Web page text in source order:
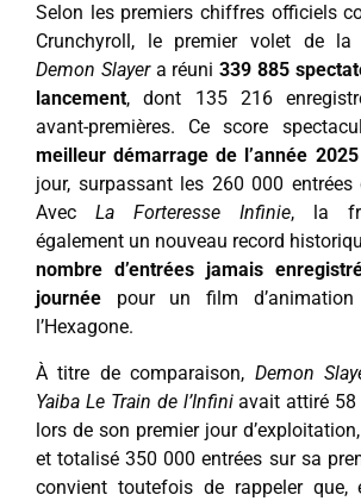
Selon les premiers chiffres officiels
Crunchyroll, le premier volet de
Demon Slayera réuni339 885
lancement, dont 135 216
avant-premières. Ce score
meilleur démarrage de l’année
jour, surpassant les 260 000 entrées
Avec La Forteresse Infinie, la
également un nouveau record
nombre d’entrées jamais
journée pour un film
l’Hexagone.
À titre de comparaison, Demon
Yaiba Le Train de l’Infiniavait attiré 58
lors de son premier jour
et totalisé 350 000 entrées sur sa
convient toutefois de rappeler